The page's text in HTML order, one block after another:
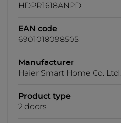
HDPR1618ANPD
EAN code
6901018098505
Manufacturer
Haier Smart Home Co. Ltd.
Product type
2 doors